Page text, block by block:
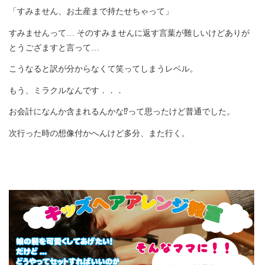
「すみません、お土産まで持たせちゃって」
すみませんって… そのすみませんに返す言葉が難しいけどありが
とうござますと言って…
こうなると訳が分からなくて笑ってしまうレベル。
もう、ミラクルなんです．．．
お会計になんか含まれるんかな⁉︎って思ったけど普通でした。
次行った時の想像付かへんけど多分、また行く。